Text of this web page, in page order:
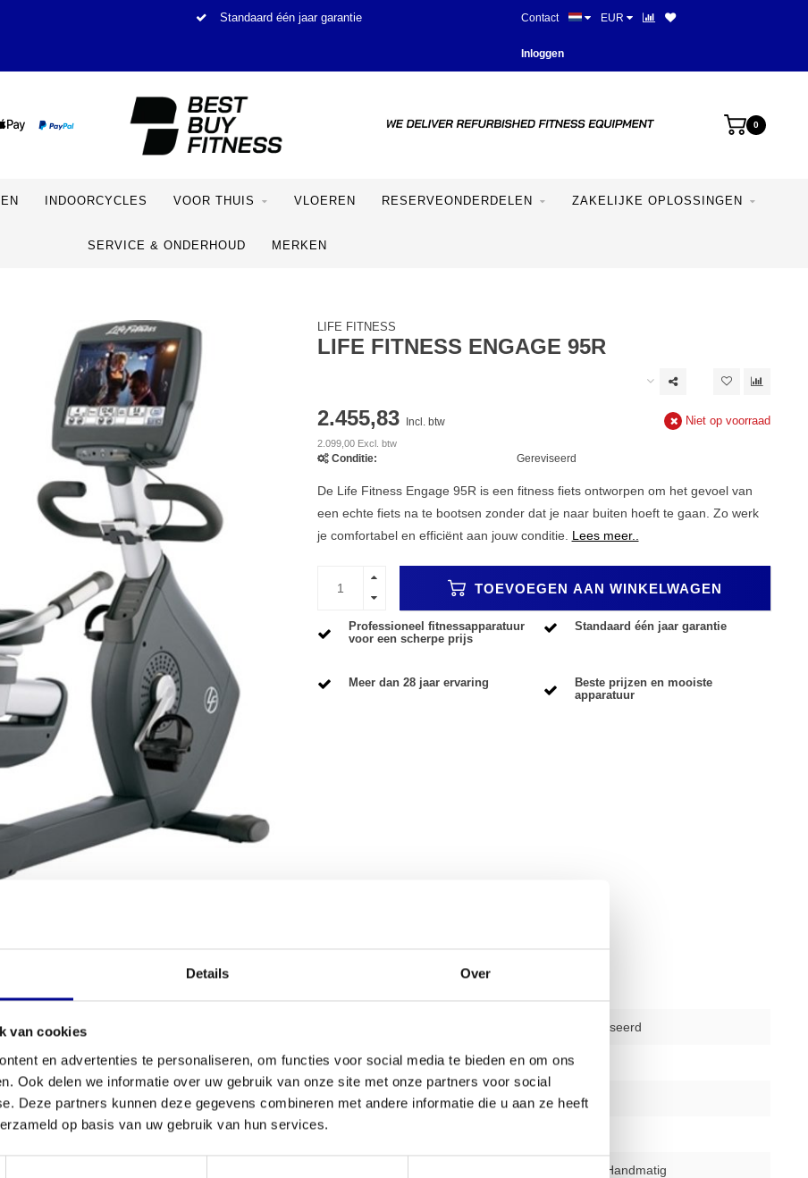
Details Over
van cookies
en advertenties te personaliseren, om functies voor social media te bieden en om ons
Ook delen we informatie over uw gebruik van onze site met onze partners voor social
Deze partners kunnen deze gegevens combineren met andere informatie die u aan ze heeft
op basis van uw gebruik van hun services.
Standaard één jaar garantie Meer dan 28 jaar ervaring
Contact EUR
Inloggen
0
INDOORCYCLES VOOR THUIS VLOEREN RESERVEONDERDELEN ZAKELIJKE OPLOSSINGEN
SERVICE & ONDERHOUD MERKEN
LIFE FITNESS
LIFE FITNESS ENGAGE 95R
2.455,83 Incl. btw
2.099,00 Excl. btw
Niet op voorraad
Conditie: Gereviseerd
De Life Fitness Engage 95R is een fitness fiets ontworpen om het gevoel van
een echte fiets na te bootsen zonder dat je naar buiten hoeft te gaan. Zo werk
je comfortabel en efficiënt aan jouw conditie. Lees meer..
TOEVOEGEN AAN WINKELWAGEN
Professioneel fitnessapparatuur
voor een scherpe prijs
Standaard één jaar garantie
Meer dan 28 jaar ervaring
Beste prijzen en mooiste
apparatuur
te werken? De
die je van professionele apparatuur mag
technisch uitvoerig is gecontroleerd en klaar is
prijs. Of je nu een completecardiozonewilt
Life Fitness is een solide keuze.
2e hands gereviseerd
Aantal programma's 36
Aantal trainingsniveaus 25
Borstband mogelijk
Elektronisch of Handmatig